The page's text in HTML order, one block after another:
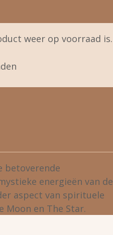
weer op voorraad is.
betoverende
energieën van de
aspect van spirituele
Moon en The Star.